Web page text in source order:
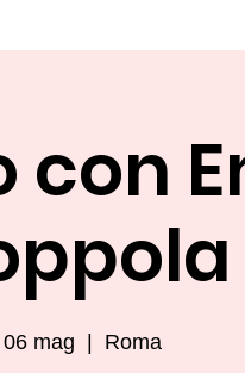
mag Roma